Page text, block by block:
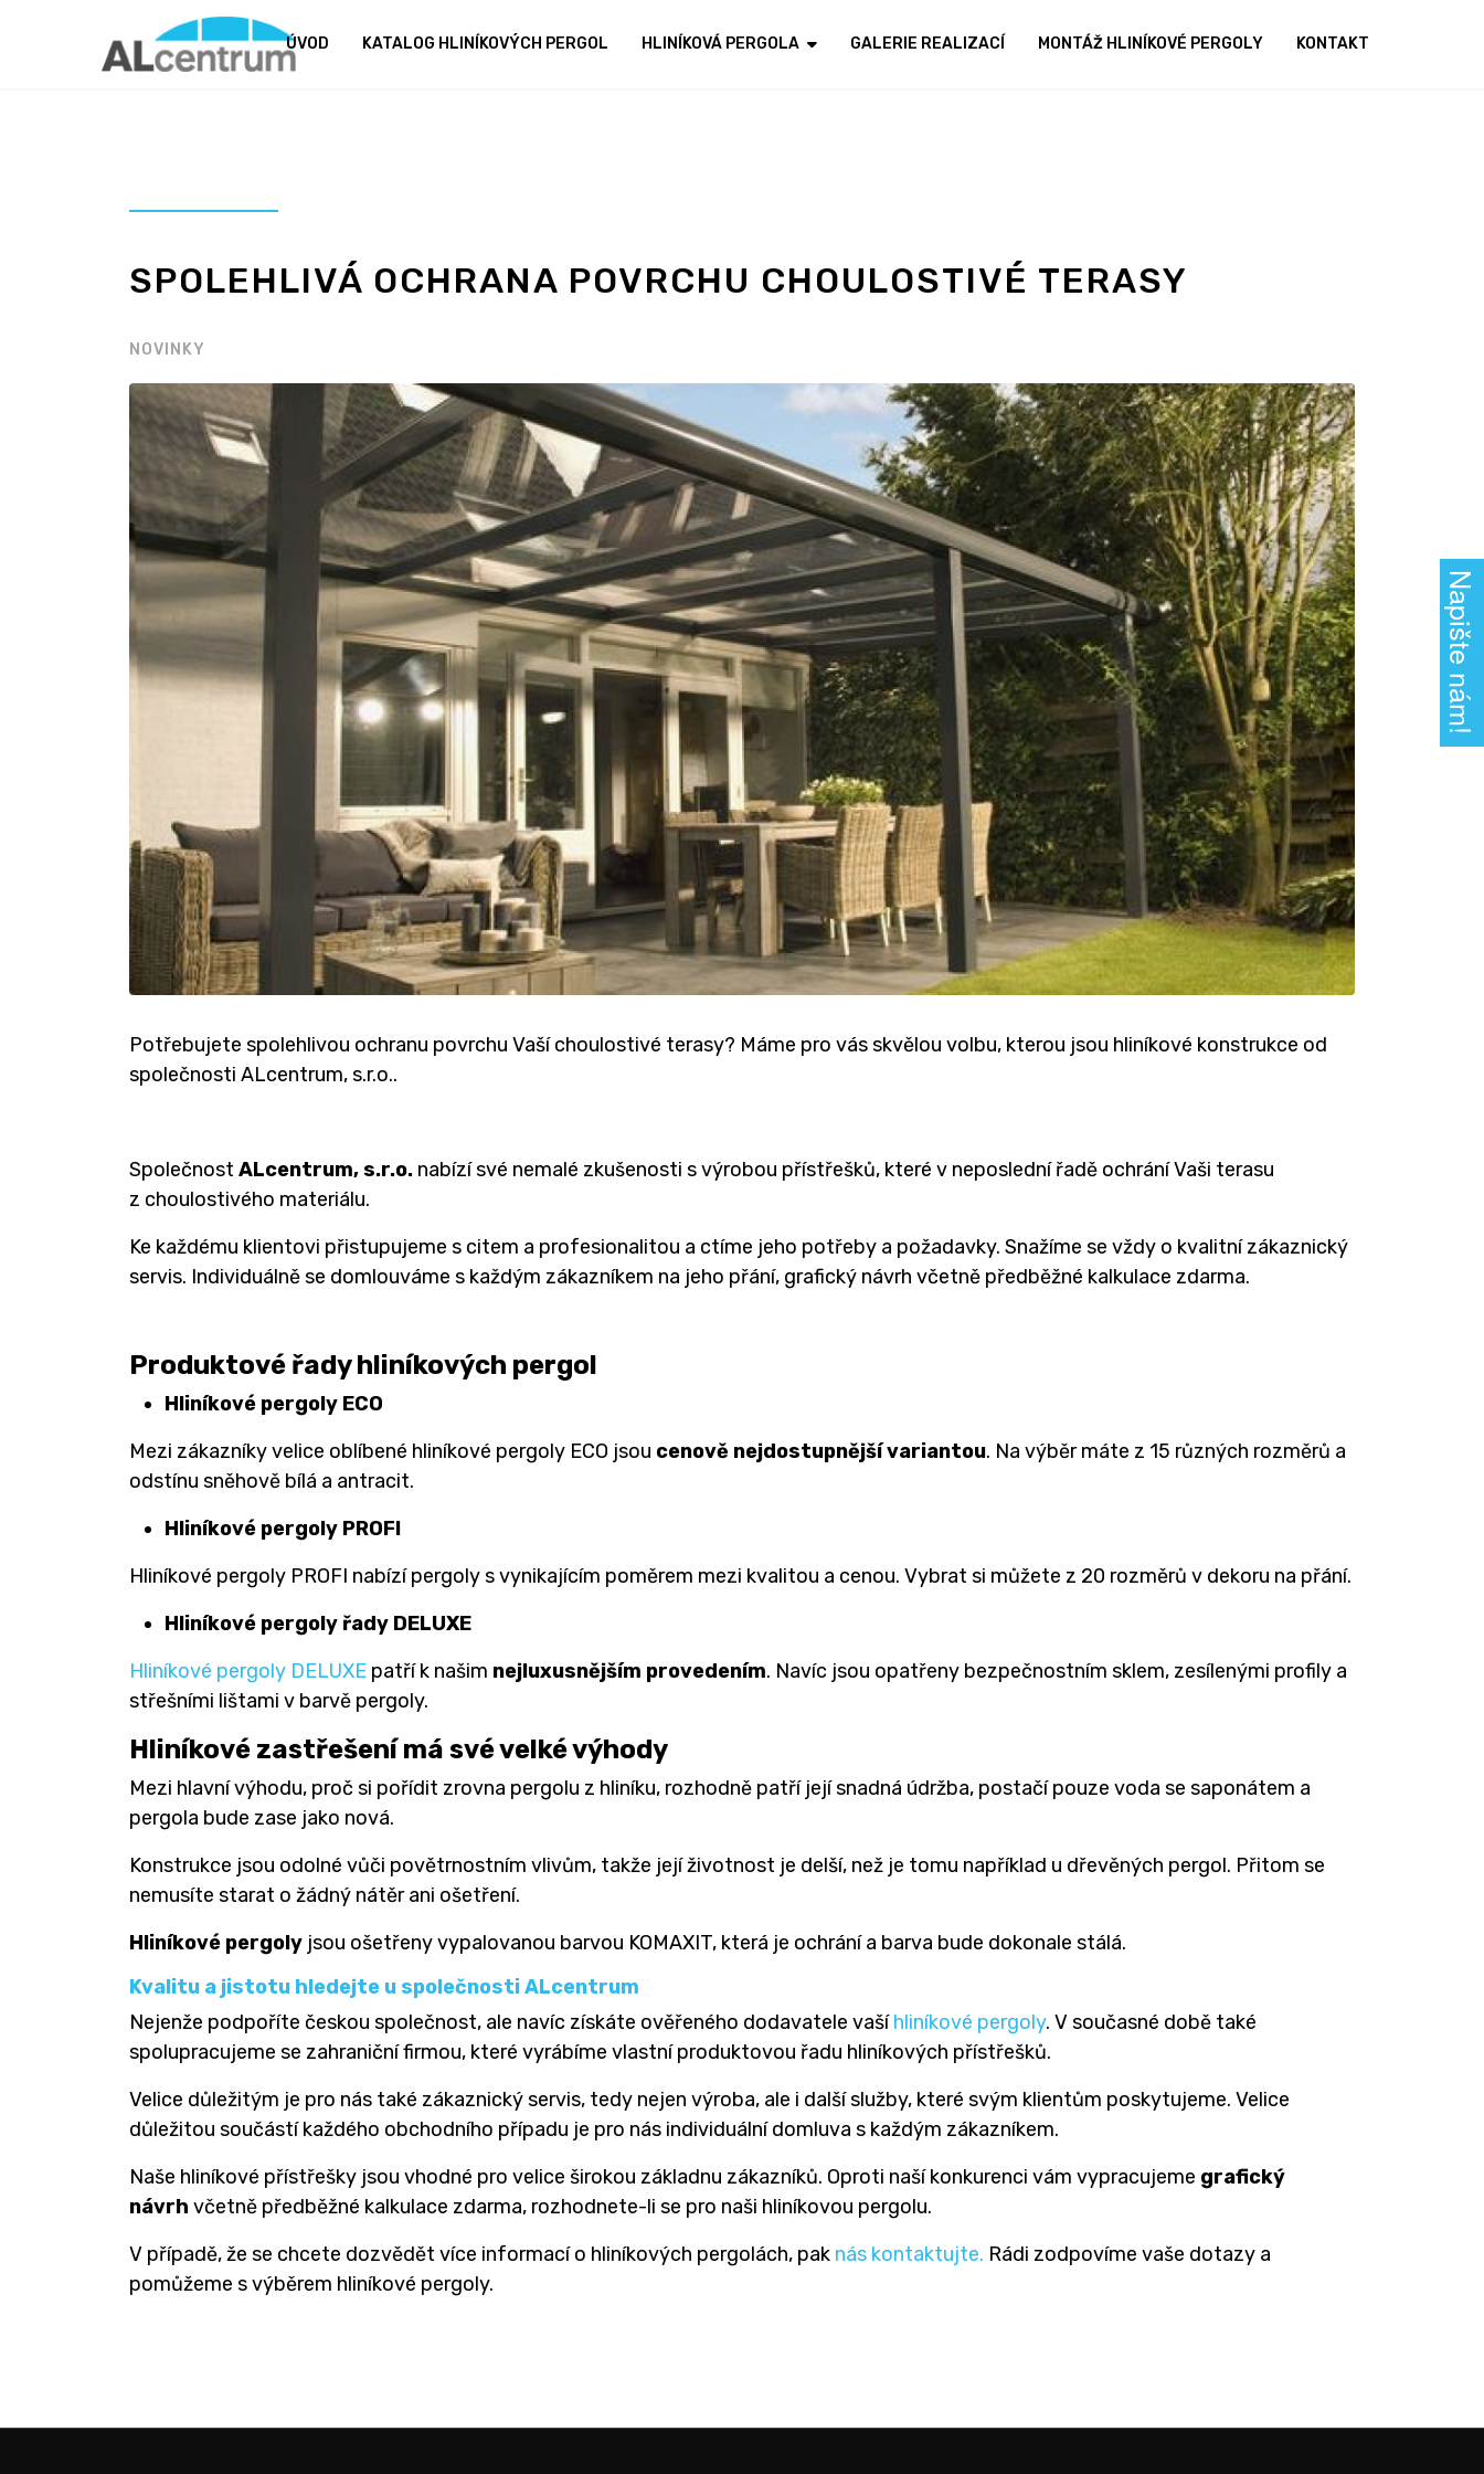
ÚVOD KATALOG HLINÍKOVÝCH PERGOL HLINÍKOVÁ PERGOLA GALERIE REALIZACÍ MONTÁŽ HLINÍKOVÉ PERGOLY KONTAKT
SPOLEHLIVÁ OCHRANA POVRCHU CHOULOSTIVÉ TERASY
NOVINKY
Potřebujete spolehlivou ochranu povrchu Vaší choulostivé terasy? Máme pro vás skvělou volbu, kterou jsou hliníkové konstrukce od
společnosti ALcentrum, s.r.o..
Společnost ALcentrum, s.r.o. nabízí své nemalé zkušenosti s výrobou přístřešků, které v neposlední řadě ochrání Vaši terasu
z choulostivého materiálu.
Ke každému klientovi přistupujeme s citem a profesionalitou a ctíme jeho potřeby a požadavky. Snažíme se vždy o kvalitní zákaznický
servis. Individuálně se domlouváme s každým zákazníkem na jeho přání, grafický návrh včetně předběžné kalkulace zdarma.
Produktové řady hliníkových pergol
Hliníkové pergoly ECO
Mezi zákazníky velice oblíbené hliníkové pergoly ECO jsou cenově nejdostupnější variantou. Na výběr máte z 15 různých rozměrů a
odstínu sněhově bílá a antracit.
Hliníkové pergoly PROFI
Hliníkové pergoly PROFI nabízí pergoly s vynikajícím poměrem mezi kvalitou a cenou. Vybrat si můžete z 20 rozměrů v dekoru na přání.
Hliníkové pergoly řady DELUXE
Hliníkové pergoly DELUXE patří k našim nejluxusnějším provedením. Navíc jsou opatřeny bezpečnostním sklem, zesílenými profily a
střešními lištami v barvě pergoly.
Hliníkové zastřešení má své velké výhody
Mezi hlavní výhodu, proč si pořídit zrovna pergolu z hliníku, rozhodně patří její snadná údržba, postačí pouze voda se saponátem a
pergola bude zase jako nová.
Konstrukce jsou odolné vůči povětrnostním vlivům, takže její životnost je delší, než je tomu například u dřevěných pergol. Přitom se
nemusíte starat o žádný nátěr ani ošetření.
Hliníkové pergoly jsou ošetřeny vypalovanou barvou KOMAXIT, která je ochrání a barva bude dokonale stálá.
Kvalitu a jistotu hledejte u společnosti ALcentrum
Nejenže podpoříte českou společnost, ale navíc získáte ověřeného dodavatele vašíhliníkové pergoly. V současné době také
spolupracujeme se zahraniční firmou, které vyrábíme vlastní produktovou řadu hliníkových přístřešků.
Velice důležitým je pro nás také zákaznický servis, tedy nejen výroba, ale i další služby, které svým klientům poskytujeme. Velice
důležitou součástí každého obchodního případu je pro nás individuální domluva s každým zákazníkem.
Naše hliníkové přístřešky jsou vhodné pro velice širokou základnu zákazníků. Oproti naší konkurenci vám vypracujeme grafický
návrh včetně předběžné kalkulace zdarma, rozhodnete-li se pro naši hliníkovou pergolu.
V případě, že se chcete dozvědět více informací o hliníkových pergolách, pak nás kontaktujte. Rádi zodpovíme vaše dotazy a
pomůžeme s výběrem hliníkové pergoly.
Napište nám!